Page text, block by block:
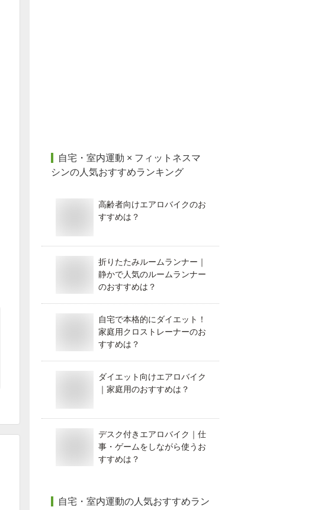
自宅・室内運動 × フィットネスマ
シンの人気おすすめランキング
高齢者向けエアロバイクのお
すすめは？
折りたたみルームランナー｜
静かで人気のルームランナー
のおすすめは？
自宅で本格的にダイエット！
家庭用クロストレーナーのお
すすめは？
ダイエット向けエアロバイク
｜家庭用のおすすめは？
デスク付きエアロバイク｜仕
事・ゲームをしながら使うお
すすめは？
自宅・室内運動の人気おすすめラン